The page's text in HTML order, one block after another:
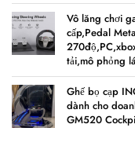
Vô lăng chơi
cấp,Pedal
tải,mô phỏng
Ghế bọ cạp
dành cho
GM520